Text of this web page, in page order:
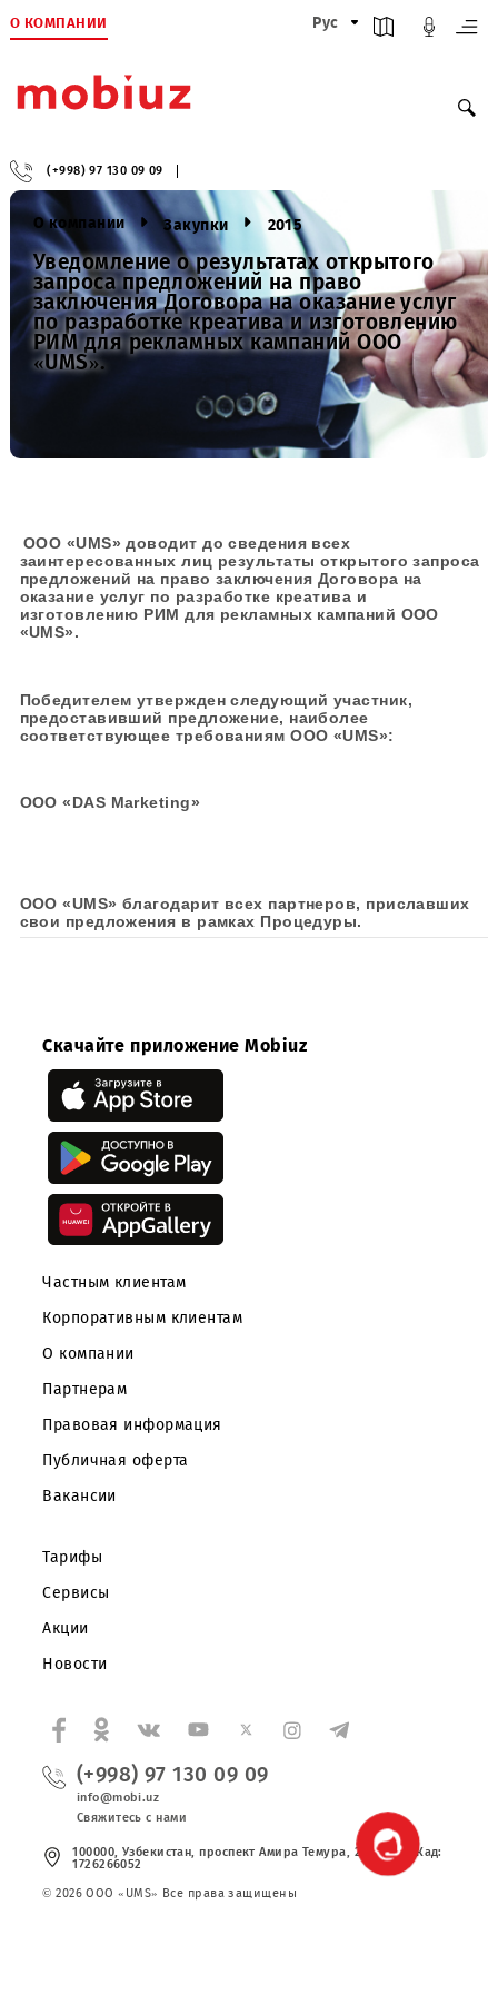
О КОМПАНИИ Рус
(+998) 97 130 09 09
О компании Закупки 2015
Уведомление о результатах открытого
запроса предложений на право
заключения Договора на оказание
по разработке креатива и
РИМ для рекламных кампаний ООО
«UMS».
ООО «UMS» доводит до сведения всех
заинтересованных лиц результаты открытого
предложений на право заключения Договора на
«UMS».
предоставивший предложение, наиболее
соответствующее требованиям ООО «UMS»:
Скачайте приложение Mobiuz
Частным клиентам
Корпоративным клиентам
О компании
Правовая информация
Публичная оферта
Вакансии
Тарифы
Сервисы
Акции
Новости